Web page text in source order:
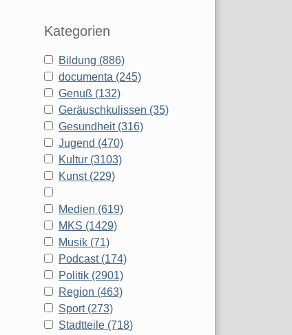
Kategorien
Bildung (886)
documenta (245)
Genuß (132)
Geräuschkulissen (35)
Gesundheit (316)
Jugend (470)
Kultur (3103)
Kunst (229)
Medien (619)
MKS (1429)
Musik (71)
Podcast (174)
Politik (2901)
Region (463)
Sport (273)
Stadtteile (718)